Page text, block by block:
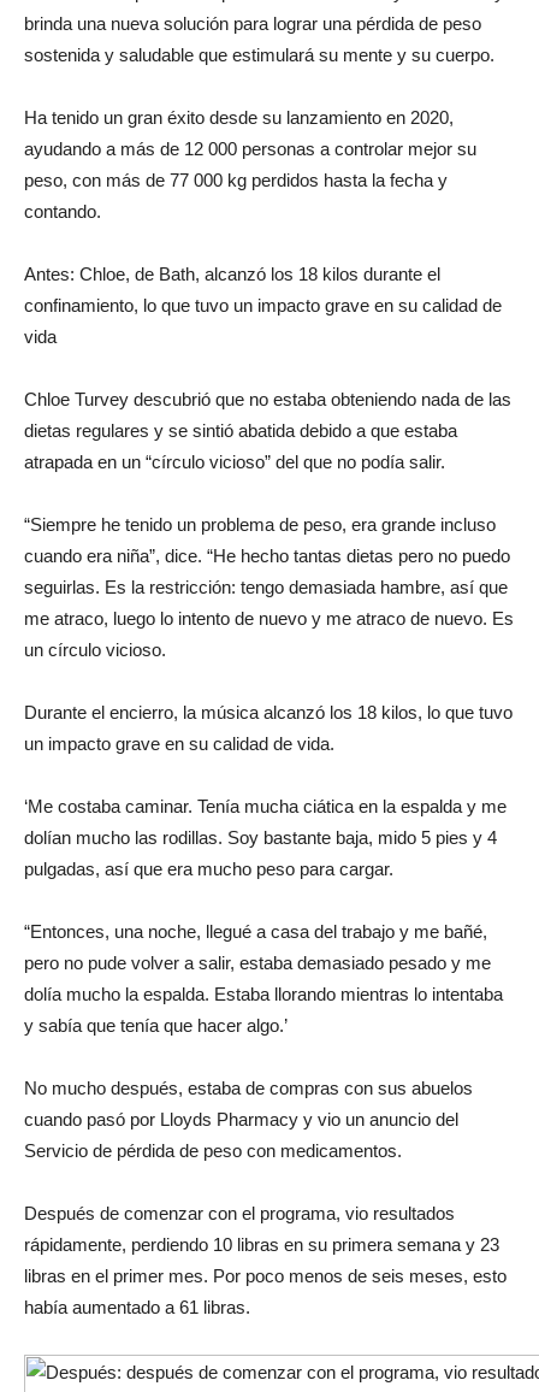
brinda una nueva solución para lograr una pérdida de peso
sostenida y saludable que estimulará su mente y su cuerpo.
Ha tenido un gran éxito desde su lanzamiento en 2020,
ayudando a más de 12 000 personas a controlar mejor su
peso, con más de 77 000 kg perdidos hasta la fecha y
contando.
Antes: Chloe, de Bath, alcanzó los 18 kilos durante el
confinamiento, lo que tuvo un impacto grave en su calidad de
vida
Chloe Turvey descubrió que no estaba obteniendo nada de las
dietas regulares y se sintió abatida debido a que estaba
atrapada en un “círculo vicioso” del que no podía salir.
“Siempre he tenido un problema de peso, era grande incluso
cuando era niña”, dice. “He hecho tantas dietas pero no puedo
seguirlas. Es la restricción: tengo demasiada hambre, así que
me atraco, luego lo intento de nuevo y me atraco de nuevo. Es
un círculo vicioso.
Durante el encierro, la música alcanzó los 18 kilos, lo que tuvo
un impacto grave en su calidad de vida.
‘Me costaba caminar. Tenía mucha ciática en la espalda y me
dolían mucho las rodillas. Soy bastante baja, mido 5 pies y 4
pulgadas, así que era mucho peso para cargar.
“Entonces, una noche, llegué a casa del trabajo y me bañé,
pero no pude volver a salir, estaba demasiado pesado y me
dolía mucho la espalda. Estaba llorando mientras lo intentaba
y sabía que tenía que hacer algo.’
No mucho después, estaba de compras con sus abuelos
cuando pasó por Lloyds Pharmacy y vio un anuncio del
Servicio de pérdida de peso con medicamentos.
Después de comenzar con el programa, vio resultados
rápidamente, perdiendo 10 libras en su primera semana y 23
libras en el primer mes. Por poco menos de seis meses, esto
había aumentado a 61 libras.